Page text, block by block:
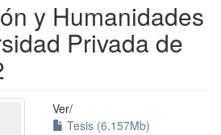
y Humanidades
Privada de
Ver/
Tesis (6.157Mb)